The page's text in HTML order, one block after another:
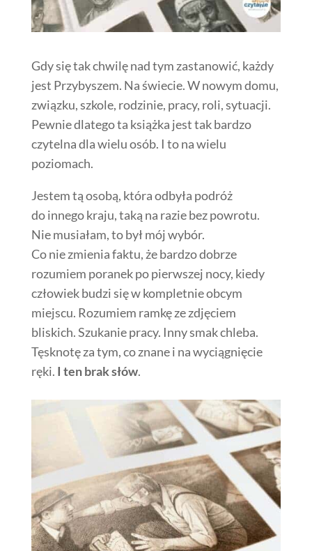
Gdy się tak chwilę nad tym zastanowić, każdy
jest Przybyszem. Na świecie. W nowym domu,
związku, szkole, rodzinie, pracy, roli, sytuacji.
Pewnie dlatego ta książka jest tak bardzo
czytelna dla wielu osób. I to na wielu
poziomach.
Jestem tą osobą, która odbyła podróż
do innego kraju, taką na razie bez powrotu.
Nie musiałam, to był mój wybór.
Co nie zmienia faktu, że bardzo dobrze
rozumiem poranek po pierwszej nocy, kiedy
człowiek budzi się w kompletnie obcym
miejscu. Rozumiem ramkę ze zdjęciem
bliskich. Szukanie pracy. Inny smak chleba.
Tęsknotę za tym, co znane i na wyciągnięcie
ręki. I ten brak słów.